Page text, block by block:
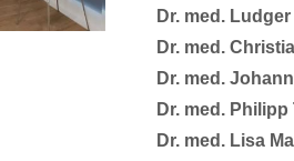
Dr. med. Ludger
Dr. med.
Dr. med.
Dr. med. Philipp
Dr. med. Lisa